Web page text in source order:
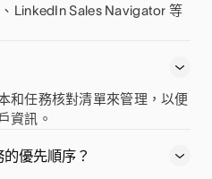
LinkedIn Sales Navigator 等
和任務核對清單來管理，以便
資訊。
優先順序？